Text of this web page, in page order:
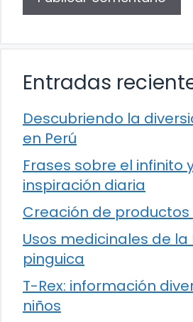
Entradas
Descubriendo la
en Perú
Frases sobre el infinito
inspiración diaria
Creación de
Usos medicinales de
pinguica
T-Rex: información
niños